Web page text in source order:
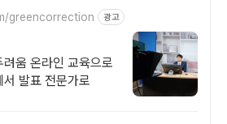
greencorrection 광고
움 온라인 교육으로
발표 전문가로